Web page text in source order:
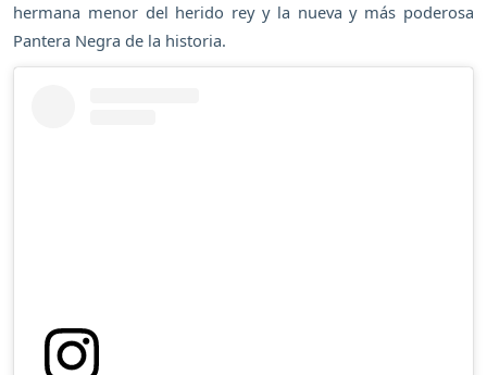
hermana menor del herido rey y la nueva y más poderosa
Pantera Negra de la historia.